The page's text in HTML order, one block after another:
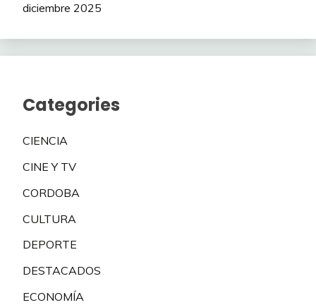
diciembre 2025
Categories
CIENCIA
CINE Y TV
CORDOBA
CULTURA
DEPORTE
DESTACADOS
ECONOMÍA